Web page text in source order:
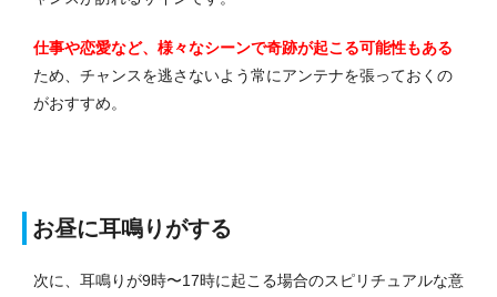
仕事や恋愛など、様々なシーンで奇跡が起こる可能性もある
ため、チャンスを逃さないよう常にアンテナを張っておくの
がおすすめ。
お昼に耳鳴りがする
次に、耳鳴りが9時〜17時に起こる場合のスピリチュアルな意